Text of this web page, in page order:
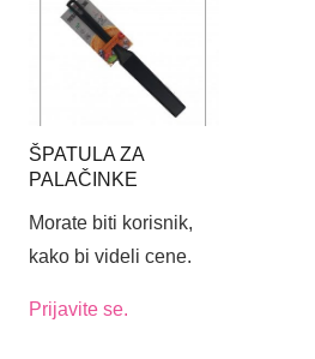
ŠPATULA ZA
PALAČINKE
Morate biti korisnik,
kako bi videli cene.
Prijavite se.